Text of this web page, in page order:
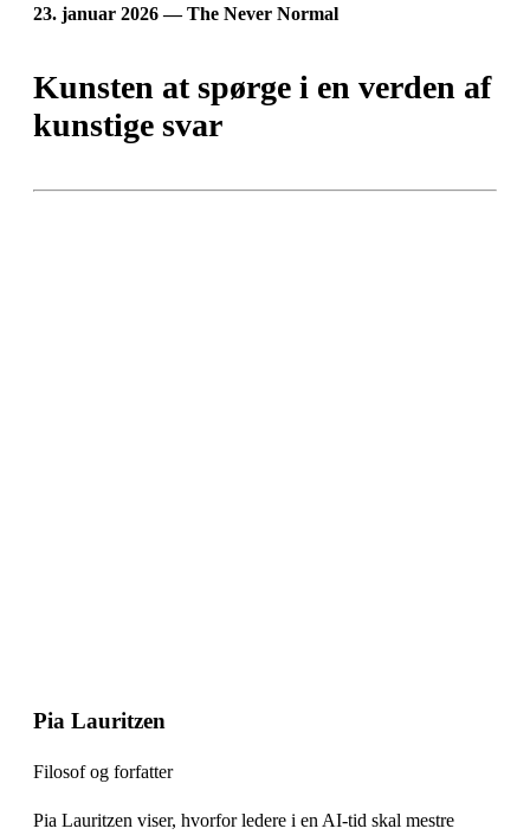
23. januar 2026 — The Never Normal
Kunsten at spørge i en verden af
kunstige svar
Pia Lauritzen
Filosof og forfatter
Pia Lauritzen viser, hvorfor ledere i en AI-tid skal mestre